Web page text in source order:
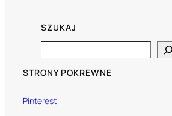
SZUKAJ
STRONY POKREWNE
Pinterest